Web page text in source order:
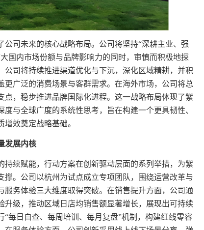
司未来的核心战略布局。公司将坚持“深耕主业、强
国内市场份额与品牌影响力的同时，审慎而积极地探
司将持续推进渠道优化与下沉，深化区域精耕，并积
广泛的消费场景与客群需求。在海外市场，公司将总
，稳步推进品牌国际化进程。这一战略布局体现了紫
与全球广度的系统性思考，旨在构建一个更具韧性、
效奠定战略基础。
发展内核
持续赋能，行动方案在创新驱动层面的系列举措，为紫
。公司以杭州为试点成立专项团队，围绕运营改革与
务体验三大维度取得突破。在销售提升方面，公司通
级，推动区域日店均销售额显著增长，展现出可持续
每日自查、每周培训、每月复盘”机制，构建红线零容